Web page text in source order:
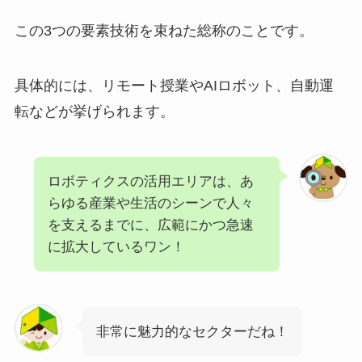
この3つの要素技術を束ねた総称のことです。
具体的には、リモート授業やAIロボット、自動運
転などが挙げられます。
ロボティクスの活用エリアは、あ
らゆる産業や生活のシーンで人々
を支えるまでに、広範にかつ急速
に拡大しているワン！
非常に魅力的なセクターだね！